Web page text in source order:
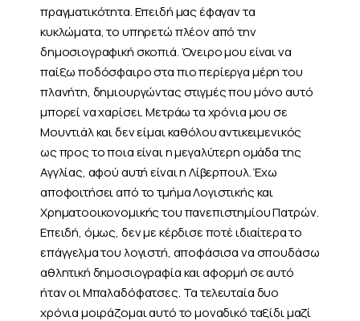
πραγματικότητα. Επειδή μας έφαγαν τα
κυκλώματα, το υπηρετώ πλέον από την
δημοσιογραφική σκοπιά. Όνειρο μου είναι να
παίξω ποδόσφαιρο στα πιο περίεργα μέρη του
πλανήτη, δημιουργώντας στιγμές που μόνο αυτό
μπορεί να χαρίσει. Μετράω τα χρόνια μου σε
Μουντιάλ και δεν είμαι καθόλου αντικειμενικός
ως προς το ποια είναι η μεγαλύτερη ομάδα της
Αγγλίας, αφού αυτή είναι η Λίβερπουλ. Έχω
αποφοιτήσει από το τμήμα Λογιστικής και
Χρηματοοικονομικής του πανεπιστημίου Πατρών.
Επειδή, όμως, δεν με κέρδισε ποτέ ιδιαίτερα το
επάγγελμα του λογιστή, αποφάσισα να σπουδάσω
αθλητική δημοσιογραφία και αφορμή σε αυτό
ήταν οι Μπαλαδόφατσες. Τα τελευταία δυο
χρόνια μοιράζομαι αυτό το μοναδικό ταξίδι μαζί